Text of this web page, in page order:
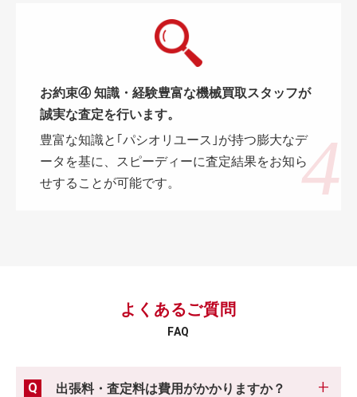
お約束④ 知識・経験豊富な機械買取スタッフが
誠実な査定を行います。
豊富な知識と｢パシオリユース｣が持つ膨大なデ
ータを基に、スピーディーに査定結果をお知ら
せすることが可能です。
よくあるご質問
FAQ
出張料・査定料は費用がかかりますか？